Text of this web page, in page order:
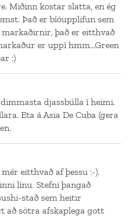
Miðinn kostar slatta, en ég
Það er bíóupplifun sem
það er eitthvað
er uppí hmm...Green
:)
djassbúlla í heimi.
Eta á Asia De Cuba (gera
eitthvað af þessu :-).
línu. Stefni þangað
stað sem heitir
að sötra afskaplega gott